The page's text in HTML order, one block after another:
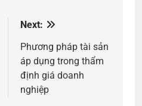
Next:
Phương pháp tài sản
áp dụng trong thẩm
định giá doanh
nghiệp